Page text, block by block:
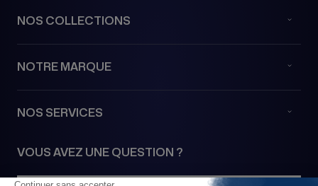
NOS COLLECTIONS
NOTRE MARQUE
NOS SERVICES
VOUS AVEZ UNE QUESTION ?